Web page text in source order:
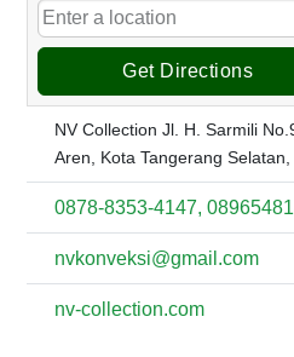
Get Directions
NV Collection Jl. H. Sarmili
Aren, Kota Tangerang
0878-8353-4147,
nvkonveksi@gmail.com
nv-collection.com